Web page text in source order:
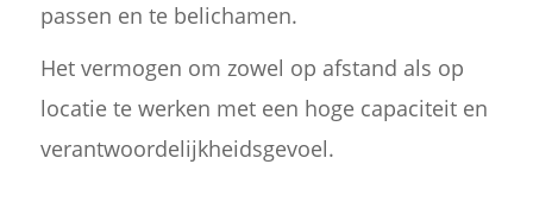
passen en te belichamen.
Het vermogen om zowel op afstand als op
locatie te werken met een hoge capaciteit en
verantwoordelijkheidsgevoel.